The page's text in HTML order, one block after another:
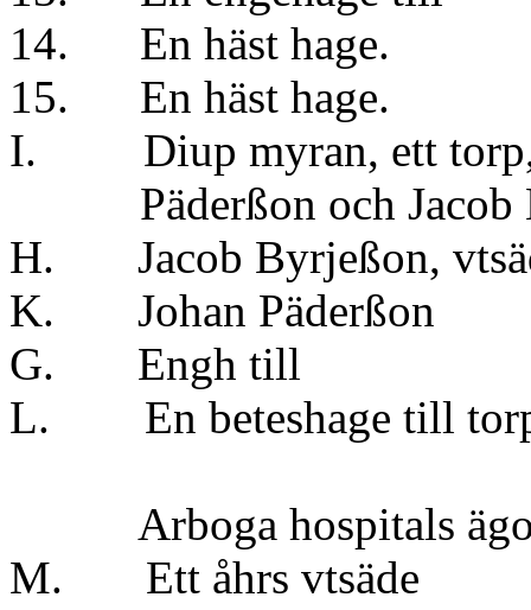
14. En häst hage.
15. En häst hage.
I. Diup myran, ett torp,
Päderßon och Jacob
H. Jacob Byrjeßon,
K. Johan
G. Engh till
L. En beteshage till
Arboga hospitals
M. Ett åhrs